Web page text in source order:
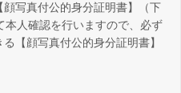
写真付公的身分証明書】（下
人確認を行いますので、必ず
【顔写真付公的身分証明書】